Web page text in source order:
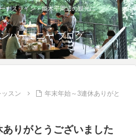
ナスライン・姫木平周辺の観光に
ハーモニー ブログ
スン
年末年始～3連休ありがと
りがとうございました